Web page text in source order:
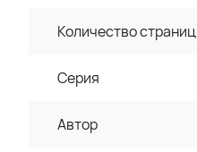
Количество страниц
Серия
Автор